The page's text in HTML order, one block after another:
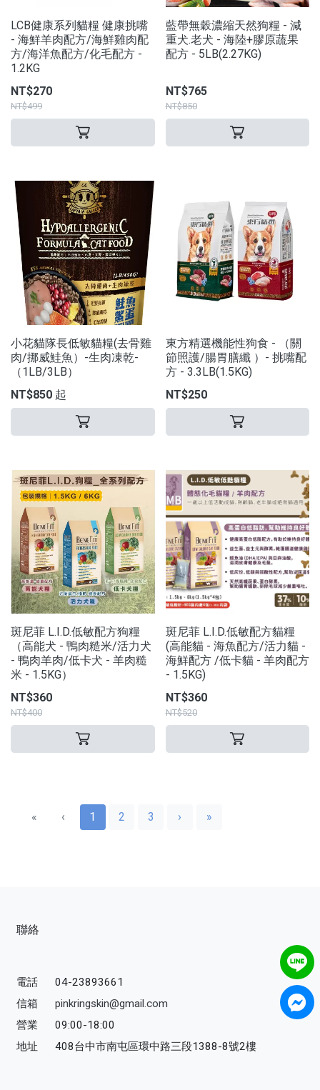
LCB健康系列貓糧 健康挑嘴
- 海鮮羊肉配方/海鮮雞肉配
方/海洋魚配方/化毛配方 -
1.2KG
NT$270
NT$499
藍帶無穀濃縮天然狗糧 - 減
重犬.老犬 - 海陸+膠原蔬果
配方 - 5LB(2.27KG)
NT$765
NT$850
小花貓隊長低敏貓糧(去骨雞
肉/挪威鮭魚）-生肉凍乾-
（1LB/3LB）
NT$850 起
東方精選機能性狗食 - （關
節照護/腸胃膳纖 ）- 挑嘴配
方 - 3.3LB(1.5KG)
NT$250
斑尼菲 L.I.D.低敏配方狗糧
（高能犬 - 鴨肉糙米/活力犬
- 鴨肉羊肉/低卡犬 - 羊肉糙
米 - 1.5KG）
NT$360
NT$400
斑尼菲 L.I.D.低敏配方貓糧
(高能貓 - 海魚配方/活力貓 -
海鮮配方 /低卡貓 - 羊肉配方
- 1.5KG)
NT$360
NT$520
« ‹ 1 2 3 › »
聯絡
電話
04-23893661
信箱
pinkringskin@gmail.com
營業
09:00-18:00
地址
408台中市南屯區環中路三段1388-8號2樓